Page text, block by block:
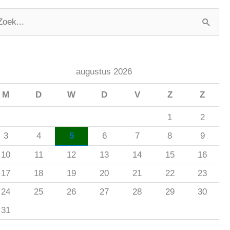
augustus 2026
M D W D V Z Z
1
2
3
4 5 6 7 8
9
10
11 12 13 14 15
16
17
18 19 20 21 22
23
24
25 26 27 28 29
30
31